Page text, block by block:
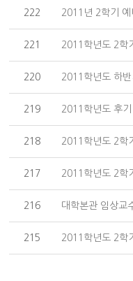
222 2011년 2학기 예
221 2011학년도 2학
220 2011학년도 하
219 2011학년도 후
218 2011학년도 2학
217 2011학년도 2학
216 대학본관 임상교
215 2011학년도 2학